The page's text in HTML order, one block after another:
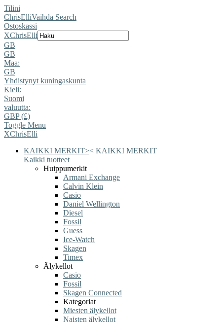
Tilini
ChrisElliVaihda Search
Ostoskassi
XChrisElli
GB
GB
Maa:
GB
Yhdistynyt kuningaskunta
Kieli:
Suomi
valuutta:
GBP (£)
Toggle Menu
XChrisElli
KAIKKI MERKIT>< KAIKKI MERKIT
Kaikki tuotteet
Huippumerkit
Armani Exchange
Calvin Klein
Casio
Daniel Wellington
Diesel
Fossil
Guess
Ice-Watch
Skagen
Timex
Älykellot
Casio
Fossil
Skagen Connected
Kategoriat
Miesten älykellot
Naisten älykellot